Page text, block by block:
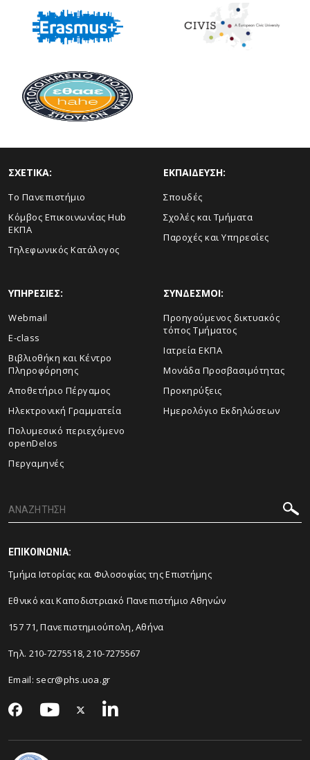
ΣΧΕΤΙΚΑ:
Το Πανεπιστήμιο
Κόμβος Επικοινωνίας Hub
ΕΚΠΑ
Τηλεφωνικός Κατάλογος
ΕΚΠΑΙΔΕΥΣΗ:
Σπουδές
Σχολές και Τμήματα
Παροχές και Υπηρεσίες
ΥΠΗΡΕΣΙΕΣ:
Webmail
E-class
Βιβλιοθήκη και Κέντρο
Πληροφόρησης
Αποθετήριο Πέργαμος
Ηλεκτρονική Γραμματεία
Πολυμεσικό περιεχόμενο
openDelos
Περγαμηνές
ΣΥΝΔΕΣΜΟΙ:
Προηγούμενος δικτυακός
τόπος Τμήματος
Ιατρεία ΕΚΠΑ
Μονάδα Προσβασιμότητας
Προκηρύξεις
Ημερολόγιο Εκδηλώσεων
ΕΠΙΚΟΙΝΩΝΙΑ:
Τμήμα Ιστορίας και Φιλοσοφίας της Επιστήμης
Εθνικό και Καποδιστριακό Πανεπιστήμιο Αθηνών
157 71, Πανεπιστημιούπολη, Αθήνα
Τηλ. 210-7275518, 210-7275567
Email: secr@phs.uoa.gr